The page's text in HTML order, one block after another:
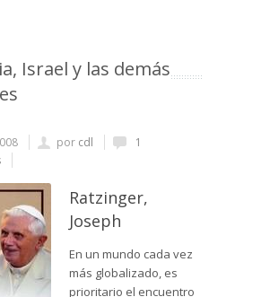
Israel y las demás
por cdl
1
Ratzinger,
Joseph
En un mundo cada vez
más globalizado, es
prioritario el encuentro